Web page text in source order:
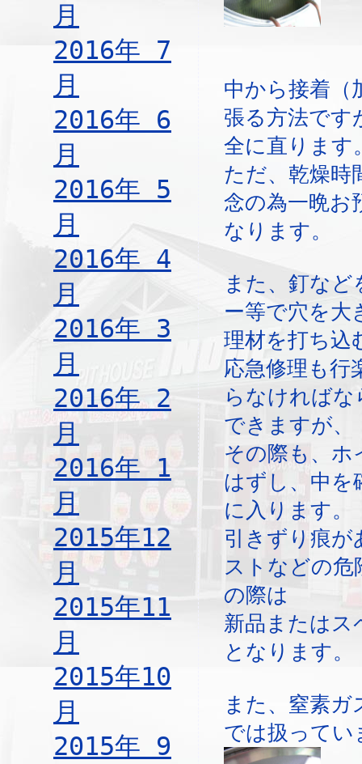
月
2016年 7
月
2016年 6
月
2016年 5
月
2016年 4
月
2016年 3
月
2016年 2
月
2016年 1
月
2015年12
月
2015年11
月
2015年10
月
2015年 9
中から接着（
張る方法です
全に直ります
ただ、乾燥時
念の為一晩お
なります。
また、釘な
ー等で穴を大
理材を打ち込
応急修理も行
らなければ
できますが、
その際も、
はずし、中を
に入ります。
引きずり痕が
ストなどの危
の際は
新品またはス
となります。
また、窒素ガ
では扱ってい